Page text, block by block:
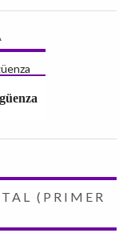
(PRIMER